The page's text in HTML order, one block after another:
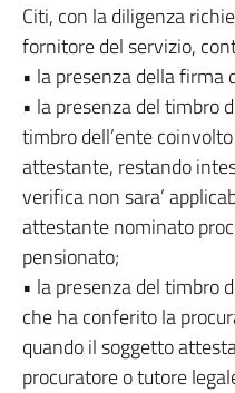
Citi, con la diligenza
fornitore del servizio,
• la presenza della
• la presenza del timbro
timbro dell’ente
attestante, restando
verifica non sara’
attestante nominato
pensionato;
• la presenza del timbro
che ha conferito la
quando il soggetto
procuratore o tutore